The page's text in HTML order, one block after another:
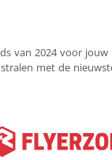
van 2024 voor jouw
met de